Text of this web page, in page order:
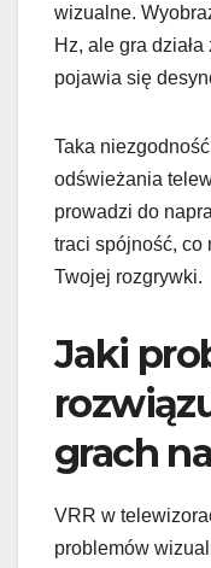
wizualne.
Hz, ale gra
pojawia się
Taka
odświeżania
prowadzi do
traci spójność, co
Twojej rozgrywki.
Jaki
grach
VRR w
problemów